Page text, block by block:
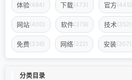
体验(484) 下载(473) 官方(445)
网站(400) 软件(379) 技术(352)
免费(336) 网络(322) 安装(307)
分类目录